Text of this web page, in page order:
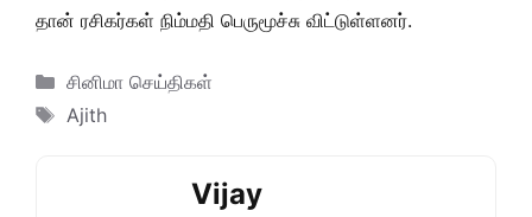
தான் ரசிகர்கள் நிம்மதி பெருமூச்சு விட்டுள்ளனர்.
Categories
சினிமா செய்திகள்
Tags
Ajith
Vijay